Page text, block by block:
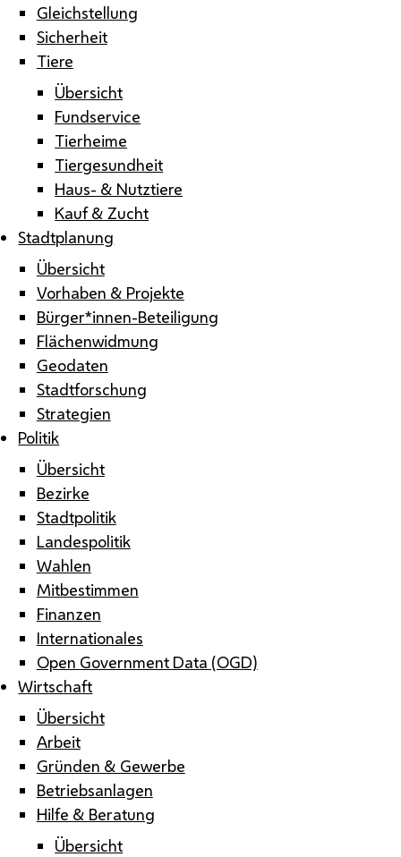
Gleichstellung
Sicherheit
Tiere
Übersicht
Fundservice
Tierheime
Tiergesundheit
Haus- & Nutztiere
Kauf & Zucht
Stadtplanung
Übersicht
Vorhaben & Projekte
Bürger*innen-Beteiligung
Flächenwidmung
Geodaten
Stadtforschung
Strategien
Politik
Übersicht
Bezirke
Stadtpolitik
Landespolitik
Wahlen
Mitbestimmen
Finanzen
Internationales
Open Government Data (OGD)
Wirtschaft
Übersicht
Arbeit
Gründen & Gewerbe
Betriebsanlagen
Hilfe & Beratung
Übersicht